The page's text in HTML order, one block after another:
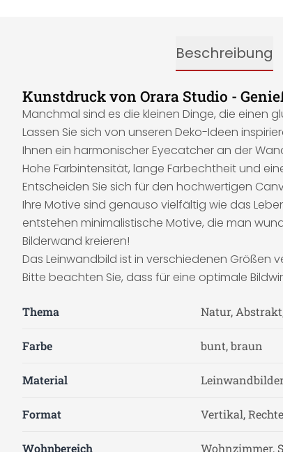
Beschreibung
Kunstdruck von Orara Studio -
Manchmal sind es die kleinen Dinge, die einen
Lassen Sie sich von unseren Deko-Ideen
Ihnen ein harmonischer Eyecatcher an der
Hohe Farbintensität, lange Farbechtheit und
Entscheiden Sie sich für den hochwertigen
Ihre Motive sind genauso vielfältig wie das
entstehen minimalistische Motive, die man
Bilderwand kreieren!
Das Leinwandbild ist in verschiedenen Größen
Bitte beachten Sie, dass für eine optimale
Thema Natur,
Farbe bunt, braun
Material
Format Vertikal,
Wohnbereich Wohnzimmer,